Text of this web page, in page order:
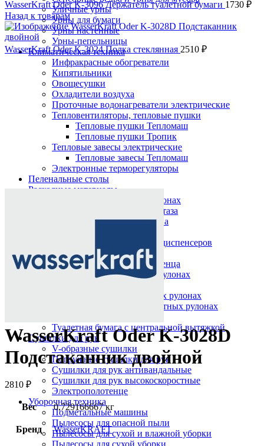
Уличные урны
Урны для бумаги
Урны настенные
Урны-пепельницы
Климатическая техника
Инфракрасные обогреватели
Кипятильники
Овощесушки
Охладители воздуха
Проточные водонагреватели электрические
Тепловентиляторы, тепловые пушки
Тепловые пушки Тепломаш
Тепловые пушки Тропик
Тепловые завесы электрические
Тепловые завесы Тепломаш
Электронные терморегуляторы
Пеленальные столы
Расходные материалы
Бумажные полотенца в рулонах
Бумажные сиденья для унитаза
Дезинфицирующие средства
Картриджи и баллоны для диспенсеров
освежителя воздуха
Листовые бумажные полотенца
Протирочный материал в рулонах
Туалетная бумага в больших рулонах
Туалетная бумага в стандартных рулонах
Туалетная бумага с центральной вытяжкой
Сушилки для рук
V-образные сушилки
Погружные сушилки для рук
Сушилки для рук антивандальные
Сушилки для рук высокоскоростные
Электрополотенце
Уборочная техника
Подметальные машины
Пылесосы для опасной пыли
Пылесосы для сухой и влажной уборки
Пылесосы для сухой уборки
WasserKraft Oder K-3096 Держатель туалетной бумаги 1730 ₽
Назад к товарам
WasserKraft Oder K-3024 Полка стеклянная 2510 ₽
Нажмите, чтобы увеличить
WasserKraft Oder K-3028D
Подстаканник двойной
2810 ₽
Вес 0,729166667 кг
Бренд WasserKRAFT